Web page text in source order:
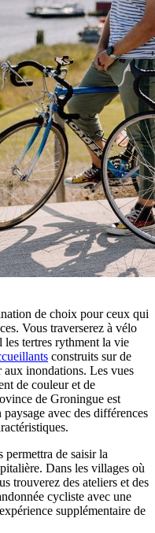
de choix pour ceux qui
Vous traverserez à vélo
les tertres rythment la vie
construits sur de
inondations. Les vues
de couleur et de
de Groningue est
avec des différences
permettra de saisir la
Dans les villages où
trouverez des ateliers et des
cycliste avec une
supplémentaire de